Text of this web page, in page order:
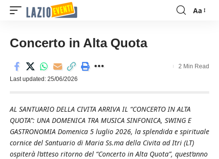
Font
Aa
Concerto in Alta Quota
Last updated: 25/06/2026
2 Min Read
AL SANTUARIO DELLA CIVITA ARRIVA IL “CONCERTO IN ALTA
QUOTA”: UNA DOMENICA TRA MUSICA SINFONICA, SWING E
GASTRONOMIA Domenica 5 luglio 2026, la splendida e spirituale
cornice del Santuario di Maria Ss.ma della Civita ad Itri (LT)
ospiterà l’atteso ritorno del “Concerto in Alta Quota”, quest’anno